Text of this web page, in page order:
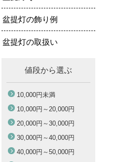
盆提灯の飾り例
盆提灯の取扱い
値段から選ぶ
10,000円未満
10,000円～ 20,000円
20,000円～ 30,000円
30,000円～ 40,000円
40,000円～ 50,000円